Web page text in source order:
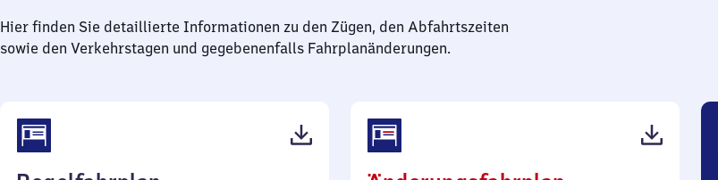
Hier finden Sie detaillierte Informationen zu den Zügen, den Abfahrtszeiten
sowie den Verkehrstagen und gegebenenfalls Fahrplanänderungen.